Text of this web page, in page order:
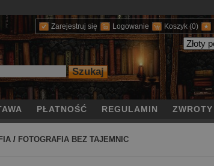
Zarejestruj się Logowanie Koszyk (0)
PŁATNOŚĆ REGULAMIN ZWROTY
/ FOTOGRAFIA BEZ TAJEMNIC